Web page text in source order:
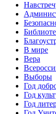
В мире
Вера
Выборы
Год
Год
Год